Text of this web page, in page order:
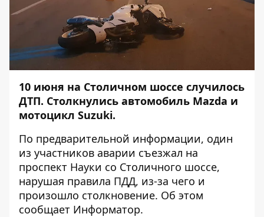
10 июня на Столичном шоссе случилось
ДТП. Столкнулись автомобиль Mazda и
мотоцикл Suzuki.
По предварительной информации, один
из участников аварии съезжал на
проспект Науки со Столичного шоссе,
нарушая правила ПДД, из-за чего и
произошло столкновение. Об этом
сообщает Информатор.